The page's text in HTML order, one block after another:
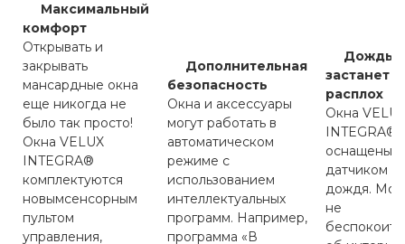
Максимальный
комфорт
Открывать и
закрывать
мансардные окна
еще никогда не
было так просто!
Окна VELUX
INTEGRA®
комплектуются
новымсенсорным
пультом
управления,
Дополнительная
безопасность
Окна и аксессуары
могут работать в
автоматическом
режиме с
использованием
интеллектуальных
программ. Например,
программа «В
Дождь
застанет в
расплох
Окна
INTEGRA®
оснащены
датчиком
дождя.
не